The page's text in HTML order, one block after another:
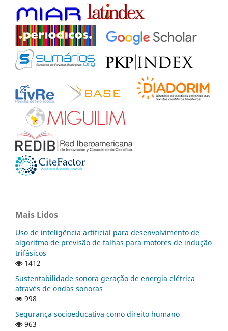
Mais Lidos
Uso de inteligência artificial para desenvolvimento de
algoritmo de previsão de falhas para motores de indução
trifásicos
1412
Sustentabilidade sonora geração de energia elétrica
através de ondas sonoras
998
Segurança socioeducativa como direito humano
963